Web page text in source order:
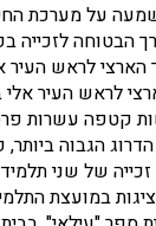
על מערכת
לזכייה
לראש העיר
לראש העיר
קטפה עשרות
הגבוה
של שני